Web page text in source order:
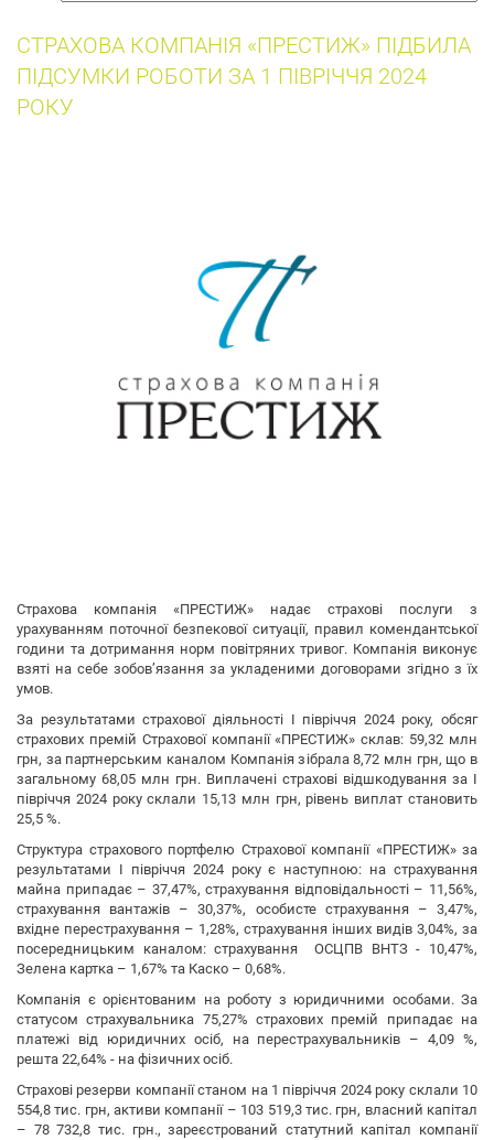
СТРАХОВА КОМПАНІЯ «ПРЕСТИЖ» ПІДБИЛА
ПІДСУМКИ РОБОТИ ЗА 1 ПІВРІЧЧЯ 2024
РОКУ
Страхова компанія «ПРЕСТИЖ» надає страхові послуги з
урахуванням поточної безпекової ситуації, правил комендантської
години та дотримання норм повітряних тривог. Компанія виконує
взяті на себе зобов’язання за укладеними договорами згідно з їх
умов.
За результатами страхової діяльності І півріччя 2024 року, обсяг
страхових премій Страхової компанії «ПРЕСТИЖ» склав: 59,32 млн
грн, за партнерським каналом Компанія зібрала 8,72 млн грн, що в
загальному 68,05 млн грн. Виплачені страхові відшкодування за І
півріччя 2024 року склали 15,13 млн грн, рівень виплат становить
25,5 %.
Структура страхового портфелю Страхової компанії «ПРЕСТИЖ» за
результатами І півріччя 2024 року є наступною: на страхування
майна припадає – 37,47%, страхування відповідальності – 11,56%,
страхування вантажів – 30,37%, особисте страхування – 3,47%,
вхідне перестрахування – 1,28%, страхування інших видів 3,04%, за
посередницьким каналом: страхування ОСЦПВ ВНТЗ - 10,47%,
Зелена картка – 1,67% та Каско – 0,68%.
Компанія є орієнтованим на роботу з юридичними особами. За
статусом страхувальника 75,27% страхових премій припадає на
платежі від юридичних осіб, на перестрахувальників – 4,09 %,
решта 22,64% - на фізичних осіб.
Страхові резерви компанії станом на 1 півріччя 2024 року склали 10
554,8 тис. грн, активи компанії – 103 519,3 тис. грн, власний капітал
– 78 732,8 тис. грн., зареєстрований статутний капітал компанії